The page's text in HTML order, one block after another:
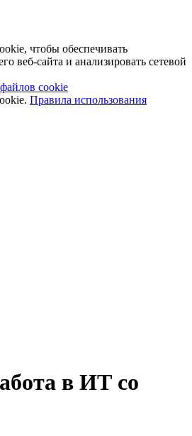
чтобы обеспечивать
веб-сайта и анализировать сетевой
cookie
Правила использования
в ИТ со